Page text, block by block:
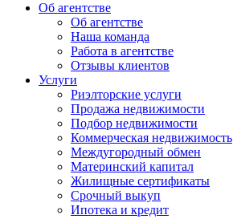
Об агентстве
Об агентстве
Наша команда
Работа в агентстве
Отзывы клиентов
Услуги
Риэлторские услуги
Продажа недвижимости
Подбор недвижимости
Коммерческая недвижимость
Междугородный обмен
Материнский капитал
Жилищные сертификаты
Срочный выкуп
Ипотека и кредит